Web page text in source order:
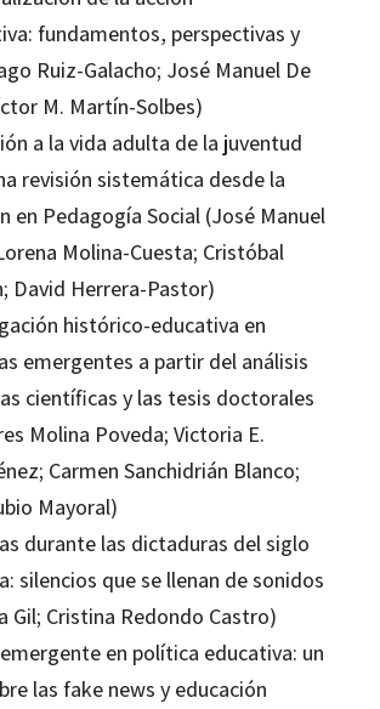
fundamentos, perspectivas y
Ruiz-Galacho; José Manuel De
M. Martín-Solbes)
a la vida adulta de la juventud
revisión sistemática desde la
en Pedagogía Social (José Manuel
Molina-Cuesta; Cristóbal
David Herrera-Pastor)
histórico-educativa en
emergentes a partir del análisis
científicas y las tesis doctorales
Molina Poveda; Victoria E.
Carmen Sanchidrián Blanco;
Mayoral)
durante las dictaduras del siglo
silencios que se llenan de sonidos
Gil; Cristina Redondo Castro)
en política educativa: un
las fake news y educación